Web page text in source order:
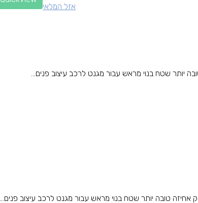
אזל המלאי
שטח בנוי מראש עבור מגנט לרכב עיצוב פנים...
טובה יותר שטח בנוי מראש עבור מגנט לרכב עיצוב פנים...